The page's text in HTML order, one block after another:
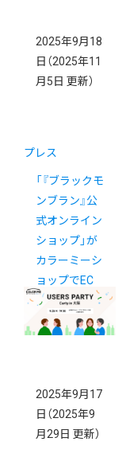
2025年9月18
日 （2025年11
月5日 更新）
プレス
「『ブラックモ
ンブラン』公
式オンライン
ショップ」が
カラーミーシ
ョップでEC
を開設されま
した
2025年9月17
日 （2025年9
月29日 更新）